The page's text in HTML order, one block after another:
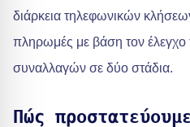
διάρκεια τηλεφωνικών
πληρωμές με βάση τον έλεγχο
συναλλαγών σε δύο στάδια.
Πώς